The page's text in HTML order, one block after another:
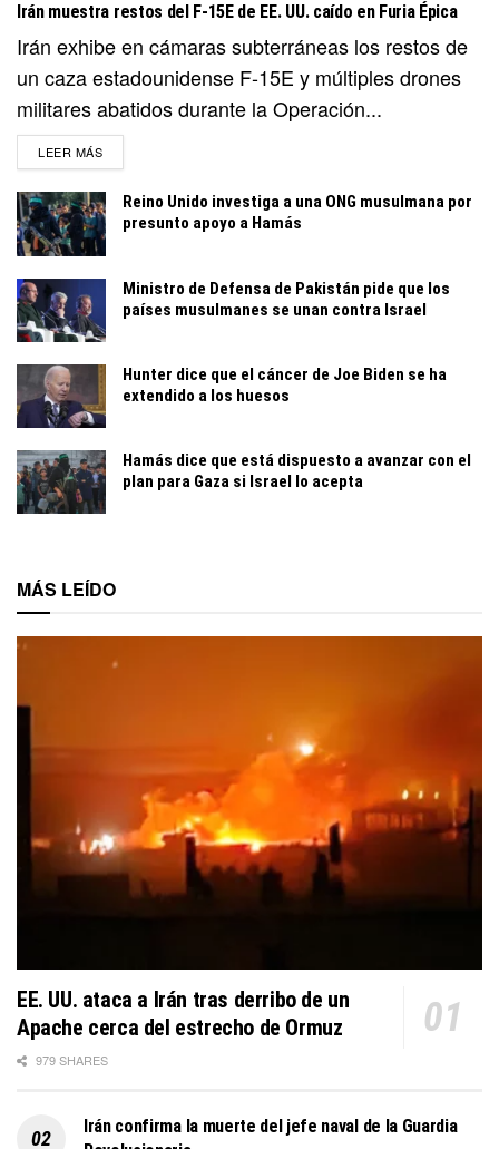
Irán muestra restos del F-15E de EE. UU. caído en Furia Épica
Irán exhibe en cámaras subterráneas los restos de
un caza estadounidense F-15E y múltiples drones
militares abatidos durante la Operación...
LEER MÁSDETAILS
Reino Unido investiga a una ONG musulmana por
presunto apoyo a Hamás
Ministro de Defensa de Pakistán pide que los
países musulmanes se unan contra Israel
Hunter dice que el cáncer de Joe Biden se ha
extendido a los huesos
Hamás dice que está dispuesto a avanzar con el
plan para Gaza si Israel lo acepta
MÁS LEÍDO
EE. UU. ataca a Irán tras derribo de un
Apache cerca del estrecho de Ormuz
979 SHARES
Irán confirma la muerte del jefe naval de la Guardia